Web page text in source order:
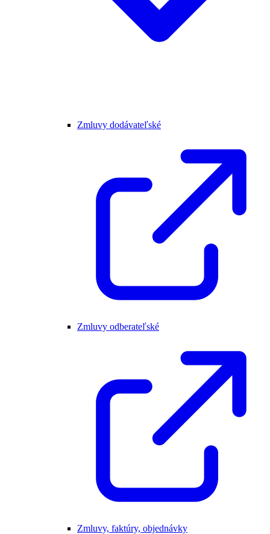
Zmluvy dodávateľské
Zmluvy odberateľské
Zmluvy, faktúry, objednávky